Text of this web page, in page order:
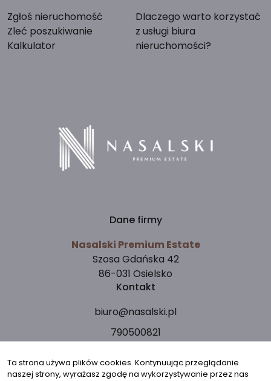
Zgłoś nieruchomość
Zleć poszukiwanie
Kalkulator
Dlaczego warto korzystać
z usługi biura
nieruchomości?
Dane firmy
Nasalski Premium Estate
Szosa Gdańska 42
86-031 Osielsko
Kontakt
biuro@nasalski.pl
790500821
Znajdziesz nas tu
Ta strona używa plików cookies. Kontynuując przeglądanie
naszej strony, wyrażasz zgodę na wykorzystywanie przez nas